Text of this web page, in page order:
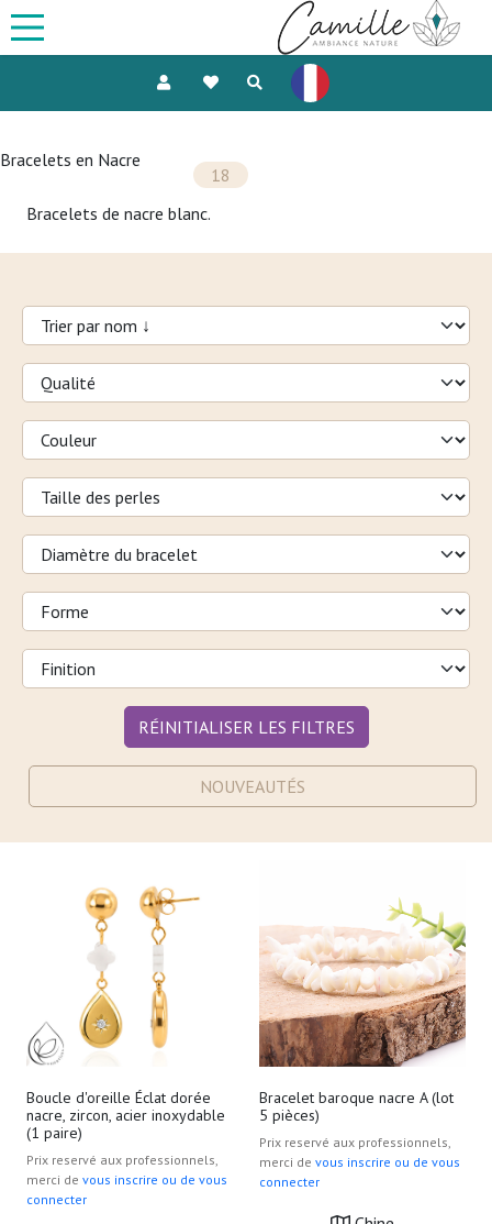
Bracelets en Nacre
18
Bracelets de nacre blanc.
RÉINITIALISER LES FILTRES
NOUVEAUTÉS
Boucle d'oreille Éclat dorée
nacre, zircon, acier inoxydable
(1 paire)
Prix reservé aux professionnels,
merci de vous inscrire ou de vous
connecter
Bracelet baroque nacre A (lot
5 pièces)
Prix reservé aux professionnels,
merci de vous inscrire ou de vous
connecter